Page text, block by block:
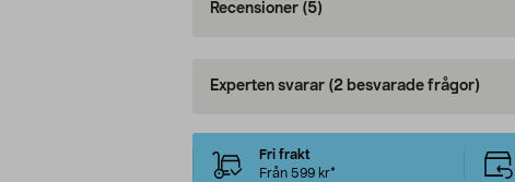
Recensioner (5)
Experten svarar (2 besvarade frågor)
Fri frakt
Från 599 kr*